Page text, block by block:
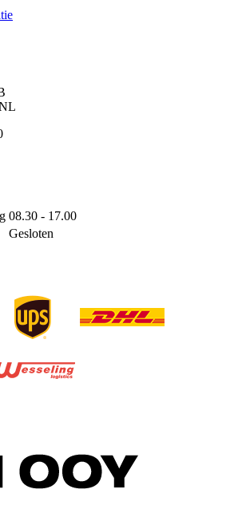
08.30 - 17.00
Gesloten